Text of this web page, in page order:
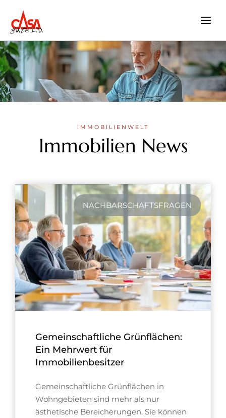
Inhalt
springen
IMMOBILIENWELT
Immobilien News
NACHBARSCHAFTSFRAGEN
Gemeinschaftliche Grünflächen:
Ein Mehrwert für
Immobilienbesitzer
Gemeinschaftliche Grünflächen in
Wohngebieten sind mehr als nur
ästhetische Bereicherungen. Sie können